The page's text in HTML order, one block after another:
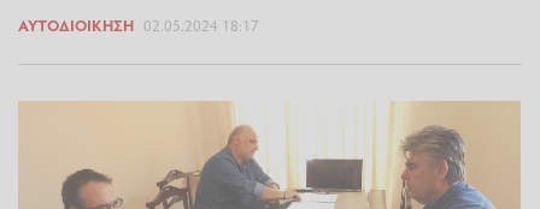
ΑΥΤΟΔΙΟΊΚΗΣΗ 02.05.2024 18:17